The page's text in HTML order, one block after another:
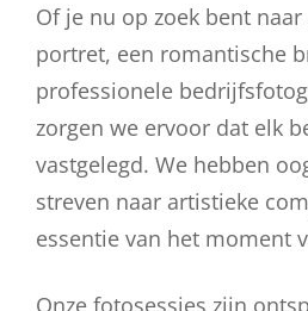
Of je nu op zoek bent
portret, een romantische
professionele
zorgen we ervoor dat elk
vastgelegd. We hebben
streven naar artistieke
essentie van het moment
Onze fotosessies zijn